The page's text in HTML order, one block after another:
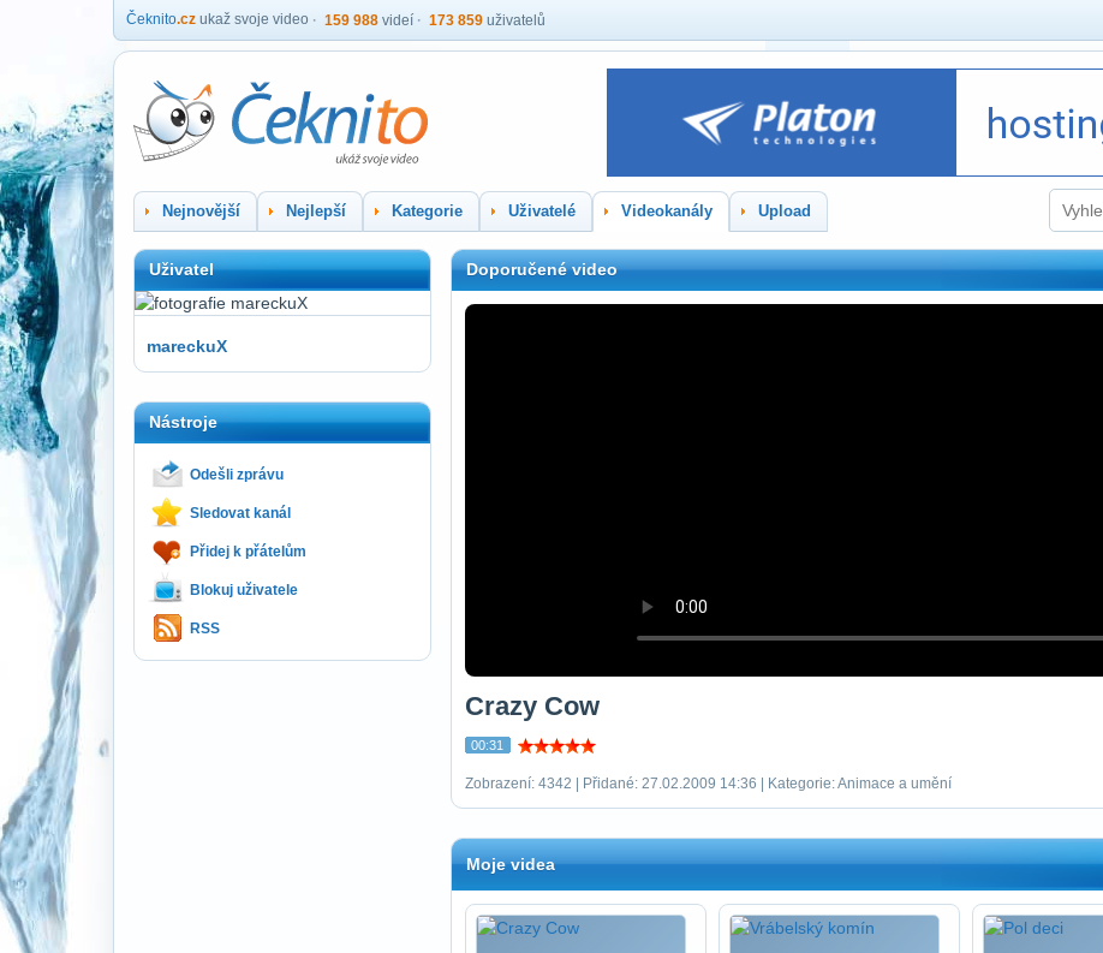
Čeknito.cz ukaž svoje video 159 988 videí 173 859 uživatelů
Nejnovější Nejlepší Kategorie Uživatelé Videokanály Upload
Uživatel
mareckuX
Nástroje
Odešli zprávu
Sledovat kanál
Přidej k přátelům
Blokuj uživatele
RSS
Doporučené video
Crazy Cow
00:31
Zobrazení: 4342 | Přidané: 27.02.2009 14:36 | Kategorie: Animace a umění
Moje videa